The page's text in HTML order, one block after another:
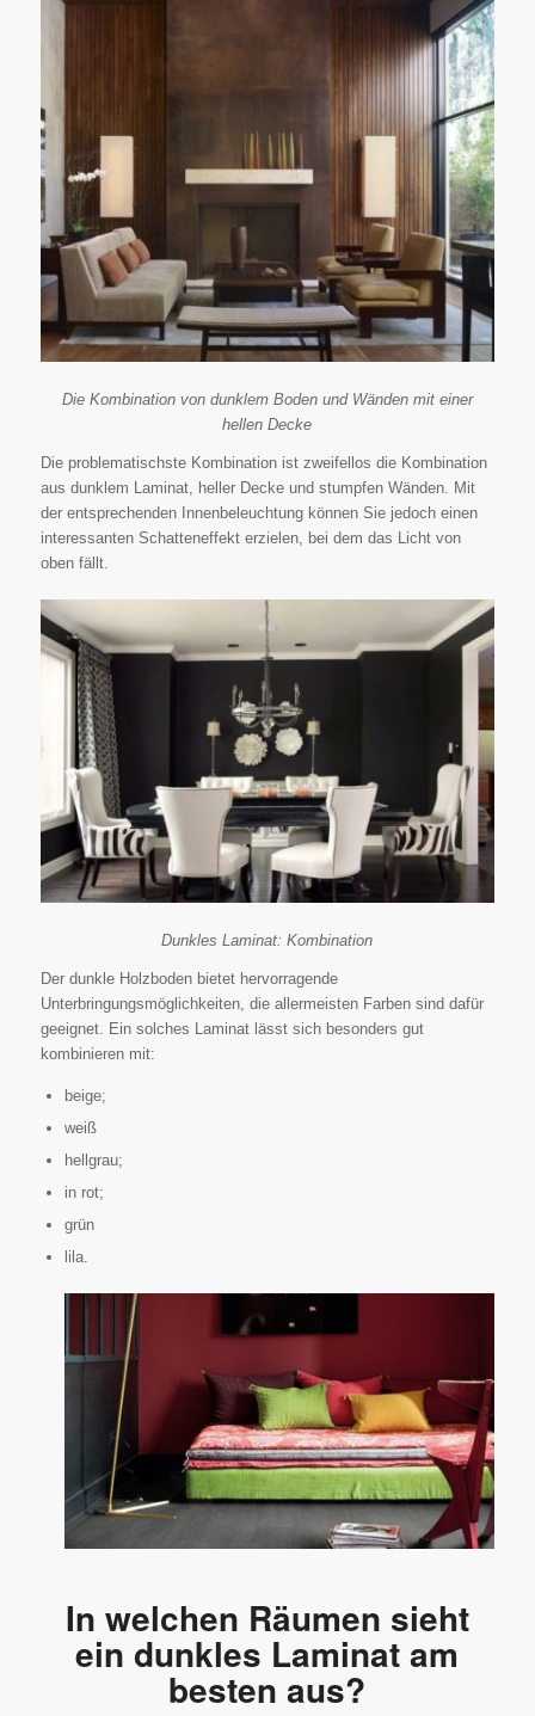
Die Kombination von dunklem Boden und Wänden mit einer
hellen Decke
Die problematischste Kombination ist zweifellos die Kombination
aus dunklem Laminat, heller Decke und stumpfen Wänden. Mit
der entsprechenden Innenbeleuchtung können Sie jedoch einen
interessanten Schatteneffekt erzielen, bei dem das Licht von
oben fällt.
Dunkles Laminat: Kombination
Der dunkle Holzboden bietet hervorragende
Unterbringungsmöglichkeiten, die allermeisten Farben sind dafür
geeignet. Ein solches Laminat lässt sich besonders gut
kombinieren mit:
beige;
weiß
hellgrau;
in rot;
grün
lila.
In welchen Räumen sieht
ein dunkles Laminat am
besten aus?